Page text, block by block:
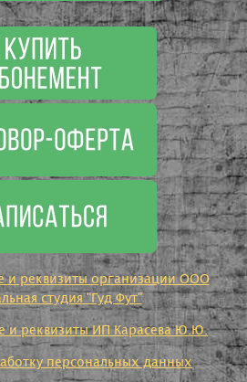
и реквизиты организации ООО
студия "Гуд Фут"
и реквизиты ИП Карасева Ю.Ю.
персональных данных